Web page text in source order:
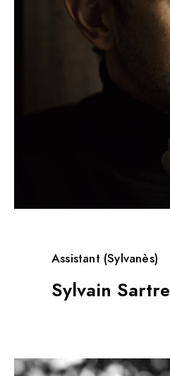
Assistant (Sylvanès)
Sylvain Sartre